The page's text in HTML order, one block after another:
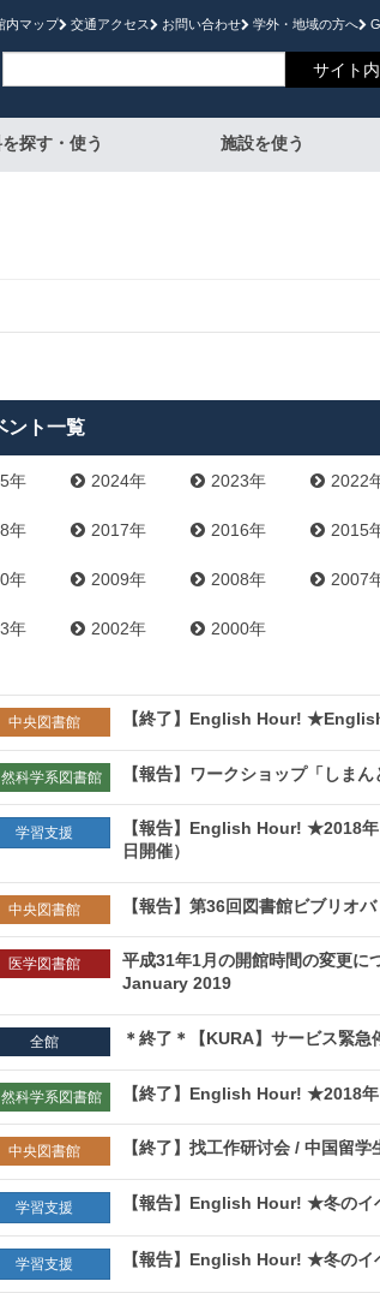
内マップ 交通アクセス お問い合わせ 学外・地域の方へ
探す・使う 施設を使う
ント一覧
年 2024年 2023年 2022
年 2017年 2016年 2015
年 2009年 2008年 2007
年 2002年 2000年
中央図書館 【終了】English Hour!
科学系図書館 【報告】ワークショップ「しま
学習支援
【報告】English Hour! ★2018
日開催）
中央図書館 【報告】第36回図書館ビブリオ
医学図書館
平成31年1月の開館時間の変更
January 2019
全館 ＊終了＊【KURA】サービス緊急
科学系図書館 【終了】English Hour! ★2018
中央図書館 【終了】找工作研讨会 / 中国留
学習支援 【報告】English Hour! ★冬のイ
学習支援 【報告】English Hour! ★冬のイ